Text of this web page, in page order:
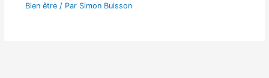
Bien être/ Par Simon Buisson